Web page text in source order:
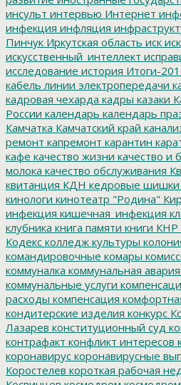
инсульт интервью Интернет
инфекция инфляция
Пинчук Иркутская область иск
искусственный_интеллект
исследование история Итоги-
кабель линии электропередачи
кадровая чехарда кадры казаки
России календарь календарь
Камчатка Камчатский край
ремонт капремонт карантин
кафе качество жизни качество и
молока качество обслуживания
квитанция КДН кедровые шишки
кинологи кинотеатр "Родина"
инфекция кишечная_инфекция
клубника книга памяти книги КНР
Кодекс колледж культуры
командировочные комары
коммуналка коммунальная авария
коммунальные услуги
расходы компенсация
кондитерские изделия конкурс
Лазарев конституционный суд
контрафакт конфликт интересов
коронавирус коронавирусные
Коростелев короткая рабочая